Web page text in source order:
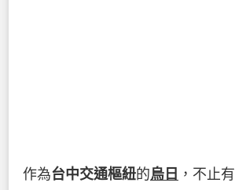
作為台中交通樞紐的烏日 ，不止有